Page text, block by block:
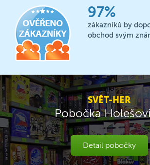
97%
zákazníků by
obchod svým
SVĚT-HER
Pobočka
Detail pobočky